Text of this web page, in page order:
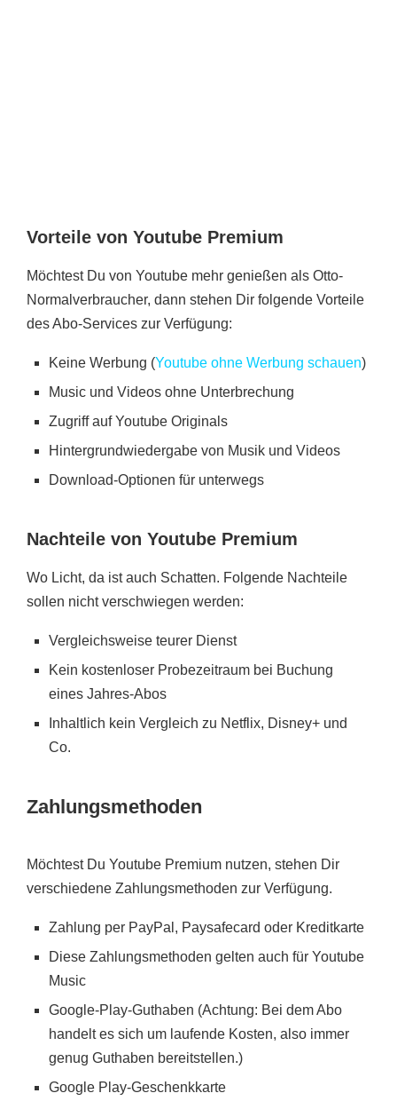
Vorteile von Youtube Premium
Möchtest Du von Youtube mehr genießen als Otto-
Normalverbraucher, dann stehen Dir folgende Vorteile
des Abo-Services zur Verfügung:
Keine Werbung (Youtube ohne Werbung schauen)
Music und Videos ohne Unterbrechung
Zugriff auf Youtube Originals
Hintergrundwiedergabe von Musik und Videos
Download-Optionen für unterwegs
Nachteile von Youtube Premium
Wo Licht, da ist auch Schatten. Folgende Nachteile
sollen nicht verschwiegen werden:
Vergleichsweise teurer Dienst
Kein kostenloser Probezeitraum bei Buchung
eines Jahres-Abos
Inhaltlich kein Vergleich zu Netflix, Disney+ und
Co.
Zahlungsmethoden
Möchtest Du Youtube Premium nutzen, stehen Dir
verschiedene Zahlungsmethoden zur Verfügung.
Zahlung per PayPal, Paysafecard oder Kreditkarte
Diese Zahlungsmethoden gelten auch für Youtube
Music
Google-Play-Guthaben (Achtung: Bei dem Abo
handelt es sich um laufende Kosten, also immer
genug Guthaben bereitstellen.)
Google Play-Geschenkkarte